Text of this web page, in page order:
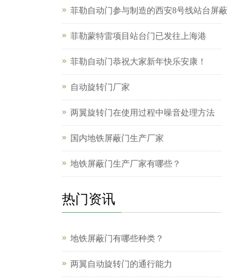
菲勒自动门参与制造的西安8号线站台屏蔽
菲勒蒙特雷项目站台门已发往上海港
菲勒自动门恭祝大家新年快乐安康！
自动旋转门厂家
两翼旋转门在使用过程中噪音处理方法
国内地铁屏蔽门生产厂家
地铁屏蔽门生产厂家有哪些？
热门资讯
地铁屏蔽门有哪些种类？
两翼自动旋转门的通行能力